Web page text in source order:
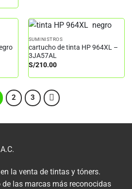
SUMINISTROS
cartucho de tinta HP 964XL –
3JA57AL
S/210.00
2 3
la venta de tintas y tóners.
las marcas más reconocidas